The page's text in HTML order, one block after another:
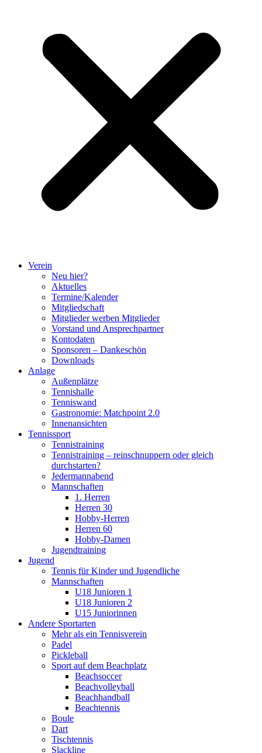
Verein
Neu hier?
Aktuelles
Termine/Kalender
Mitgliedschaft
Mitglieder werben Mitglieder
Vorstand und Ansprechpartner
Kontodaten
Sponsoren – Dankeschön
Downloads
Anlage
Außenplätze
Tennishalle
Tenniswand
Gastronomie: Matchpoint 2.0
Innenansichten
Tennissport
Tennistraining
Tennistraining – reinschnuppern oder gleich
durchstarten?
Jedermannabend
Mannschaften
1. Herren
Herren 30
Hobby-Herren
Herren 60
Hobby-Damen
Jugendtraining
Jugend
Tennis für Kinder und Jugendliche
Mannschaften
U18 Junioren 1
U18 Junioren 2
U15 Juniorinnen
Andere Sportarten
Mehr als ein Tennisverein
Padel
Pickleball
Sport auf dem Beachplatz
Beachsoccer
Beachvolleyball
Beachhandball
Beachtennis
Boule
Dart
Tischtennis
Slackline